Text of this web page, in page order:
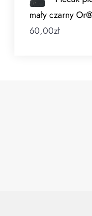
mały czarny
60,00zł